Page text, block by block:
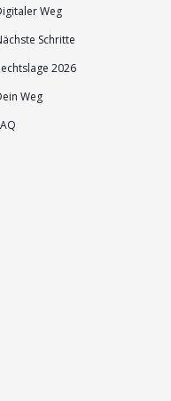
Weg
Schritte
2026
Weg